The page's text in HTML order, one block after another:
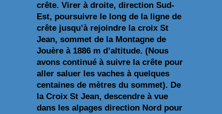
crête. Virer à droite, direction Sud-
Est, poursuivre le long de la ligne de
crête jusqu’à rejoindre la croix St
Jean, sommet de la Montagne de
Jouère à 1886 m d’altitude. (Nous
avons continué à suivre la crête pour
aller saluer les vaches à quelques
centaines de mètres du sommet). De
la Croix St Jean, descendre à vue
dans les alpages direction Nord pour